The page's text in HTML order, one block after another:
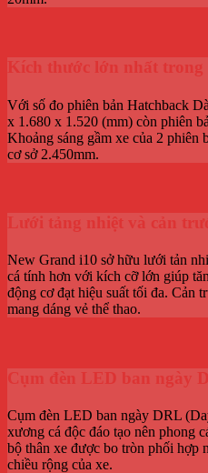
Kích thước lớn nhất trong
Với số đo phiên bản Hatchback
x 1.680 x 1.520 (mm) còn phiên
Khoảng sáng gầm xe của 2 phiên
cơ sở 2.450mm.
Lưới tảng nhiệt và cản
New Grand i10 sở hữu lưới tản
cá tính hơn với kích cỡ lớn giúp
động cơ đạt hiệu suất tối đa. Cản
mang dáng vẻ thể thao.
Cụm đèn LED ban ngày
Cụm đèn LED ban ngày DRL
xương cá độc đáo tạo nên phong
bộ thân xe được bo tròn phối hợp
chiều rộng của xe.